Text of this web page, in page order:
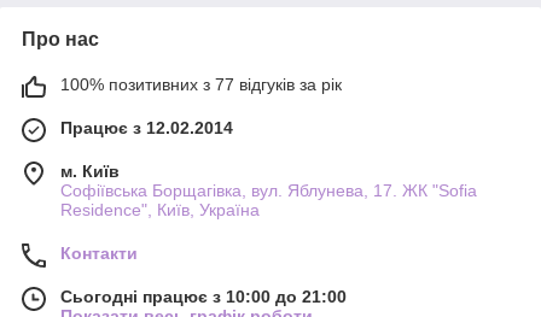
Про нас
100% позитивних з 77 відгуків за рік
Працює з 12.02.2014
м. Київ
Софіївська Борщагівка, вул. Яблунева, 17. ЖК "Sofia
Residence", Київ, Україна
Контакти
Сьогодні працює з 10:00 до 21:00